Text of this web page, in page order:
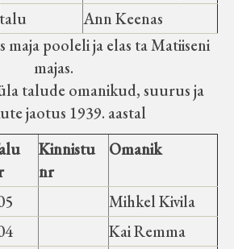
talu
Ann Keenas
pooleli ja elas ta Matiiseni
majas.
talude omanikud, suurus ja
jaotus 1939. aastal
Kinnistu
nr
Omanik
Mihkel Kivila
Kai Remma